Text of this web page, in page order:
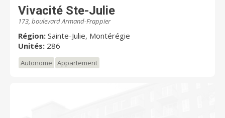
Vivacité Ste-Julie
173, boulevard Armand-Frappier
Région: Sainte-Julie, Montérégie
Unités: 286
Autonome Appartement